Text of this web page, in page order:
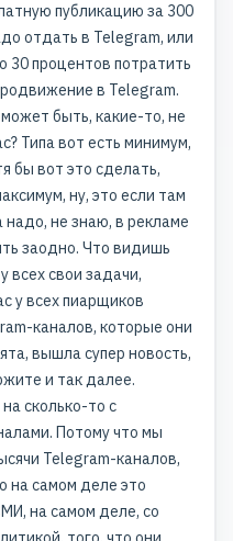
публикацию за 300
отдать в Telegram, или
30 процентов потратить
в Telegram.
быть, какие-то, не
Типа вот есть минимум,
бы вот это сделать,
ну, это если там
не знаю, в рекламе
заодно. Что видишь
всех свои задачи,
у всех пиарщиков
каналов, которые они
вышла супер новость,
и так далее.
сколько-то с
Потому что мы
Telegram-каналов,
на самом деле это
на самом деле, со